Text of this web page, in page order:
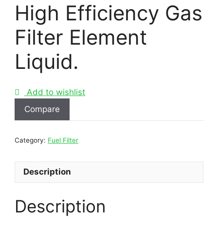
High Efficiency Gas
Filter Element
Liquid.
Add to wishlist
Compare
Category: Fuel Filter
Description
Description